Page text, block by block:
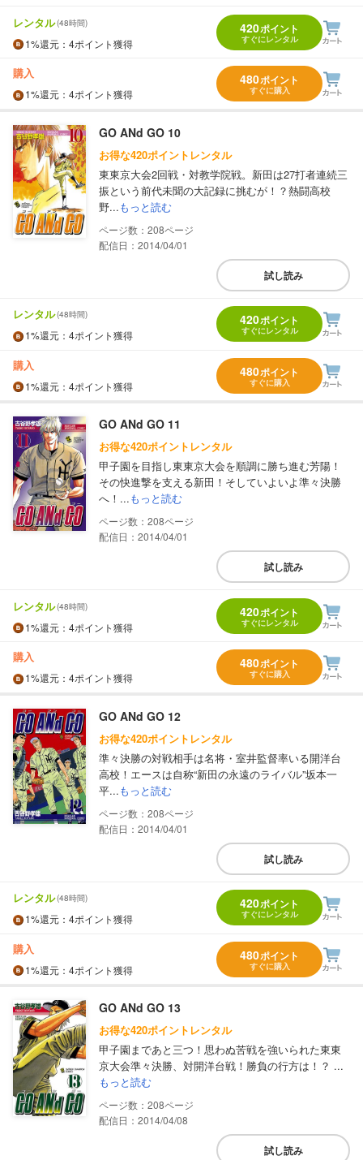
レンタル(48時間)
1%還元 ：4ポイント獲得
420ポイント
すぐにレンタル
購入
1%還元 ：4ポイント獲得
480ポイント
すぐに購入
GO ANd GO 10
お得な420ポイントレンタル
東東京大会2回戦・対教学院戦。新田は27打者連続三
振という前代未聞の大記録に挑むが！？熱闘高校
野...もっと読む
208
配信日：2014/04/01
試し読み
レンタル(48時間)
1%還元 ：4ポイント獲得
420ポイント
すぐにレンタル
購入
1%還元 ：4ポイント獲得
480ポイント
すぐに購入
GO ANd GO 11
お得な420ポイントレンタル
甲子園を目指し東東京大会を順調に勝ち進む芳陽！
その快進撃を支える新田！そしていよいよ準々決勝
へ！...もっと読む
208
配信日：2014/04/01
試し読み
レンタル(48時間)
1%還元 ：4ポイント獲得
420ポイント
すぐにレンタル
購入
1%還元 ：4ポイント獲得
480ポイント
すぐに購入
GO ANd GO 12
お得な420ポイントレンタル
準々決勝の対戦相手は名将・室井監督率いる開洋台
高校！エースは自称“新田の永遠のライバル”坂本一
平...もっと読む
208
配信日：2014/04/01
試し読み
レンタル(48時間)
1%還元 ：4ポイント獲得
420ポイント
すぐにレンタル
購入
1%還元 ：4ポイント獲得
480ポイント
すぐに購入
GO ANd GO 13
お得な420ポイントレンタル
甲子園まであと三つ！思わぬ苦戦を強いられた東東
京大会準々決勝、対開洋台戦！勝負の行方は！？ ...
もっと読む
208
配信日：2014/04/08
試し読み